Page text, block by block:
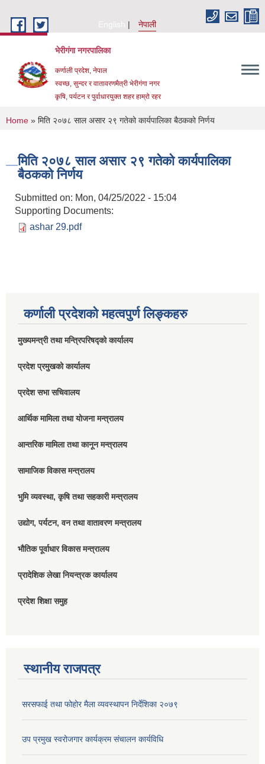
English
नेपाली
भेरीगंगा नगरपालिका
कर्णाली प्रदेश, नेपाल
स्वच्छ, सुन्दर र वातावरणमैत्री भेरीगंगा नगर
कृषि, पर्यटन र पुर्वाधारयुक्त शहर हाम्रो रहर
You are here
Home » मिति २०७८ साल असार २९ गतेको कार्यपालिका बैठकको निर्णय
मिति २०७८ साल असार २९ गतेको कार्यपालिका
बैठकको निर्णय
Submitted on: Mon, 04/25/2022 - 15:04
Supporting Documents:
ashar 29.pdf
कर्णाली प्रदेशको महत्वपुर्ण लिङ्कहरु
मुख्यमन्त्री तथा मन्त्रिपरिषद्को कार्यालय
प्रदेश प्रमुखको कार्यालय
प्रदेश सभा सचिवालय
आर्थिक मामिला तथा योजना मन्त्रालय
आन्तरिक मामिला तथा कानून मन्त्रालय
सामाजिक विकास मन्त्रालय
भुमि व्यवस्था, कृषि तथा सहकारी मन्त्रालय
उद्योग, पर्यटन, वन तथा वातावरण मन्त्रालय
भौतिक पूर्वाधार विकास मन्त्रालय
प्रादेशिक लेखा नियन्त्रक कार्यालय
प्रदेश शिक्षा समुह
स्थानीय राजपत्र
सरसफाई तथा फोहोर मैला व्यवस्थापन निर्देशिका २०७९
उप प्रमुख स्वरोजगार कार्यक्रम संचालन कार्यविधि